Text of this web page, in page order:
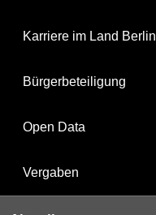
Karriere im Land Berlin
Bürgerbeteiligung
Open Data
Vergaben